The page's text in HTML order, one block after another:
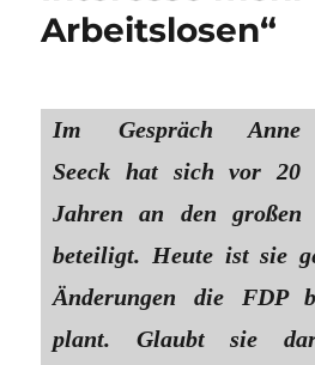
Arbeitslosen“
Im Gespräch Anne
Seeck hat sich vor 20
Jahren an den großen
beteiligt. Heute ist sie
Änderungen die FDP
plant. Glaubt sie